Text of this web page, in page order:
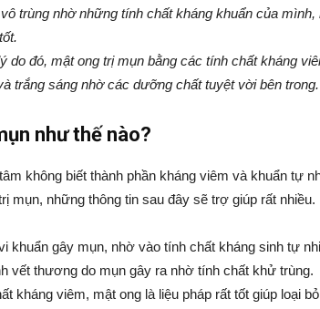
trùng nhờ những tính chất kháng khuẩn của mình,
do đó, mật ong trị mụn bằng các tính chất kháng
trắng sáng nhờ các dưỡng chất tuyệt vời bên trong.
như thế nào?
không biết thành phần kháng viêm và khuẩn tự
mụn, những thông tin sau đây sẽ trợ giúp rất nhiều.
khuẩn gây mụn, nhờ vào tính chất kháng sinh tự
vết thương do mụn gây ra nhờ tính chất khử trùng.
kháng viêm, mật ong là liệu pháp rất tốt giúp loại